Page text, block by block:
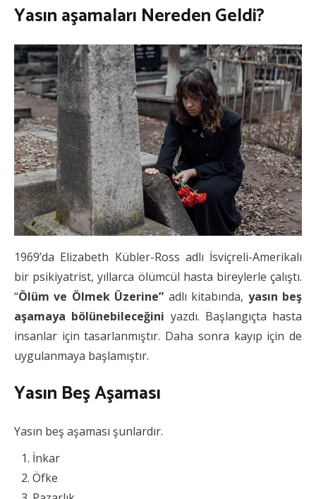
Yasın aşamaları Nereden Geldi?
1969’da Elizabeth Kübler-Ross adlı İsviçreli-Amerikalı
bir psikiyatrist, yıllarca ölümcül hasta bireylerle çalıştı.
“Ölüm ve Ölmek Üzerine” adlı kitabında, yasın beş
aşamaya bölünebileceğini yazdı. Başlangıçta hasta
insanlar için tasarlanmıştır. Daha sonra kayıp için de
uygulanmaya başlamıştır.
Yasın Beş Aşaması
Yasın beş aşaması şunlardır.
İnkar
Öfke